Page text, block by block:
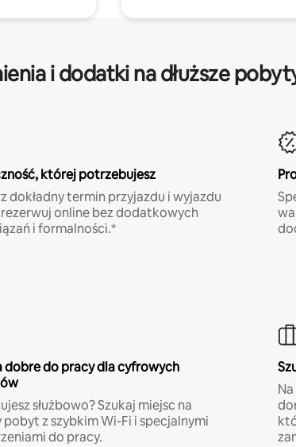
i dodatki na dłuższe
której potrzebujesz
dokładny termin przyjazdu i wyjazdu
rezerwuj online bez dodatkowych
i formalności.*
dobre do pracy dla cyfrowych
służbowo? Szukaj miejsc na
pobyt z szybkim Wi-Fi i specjalnymi
do pracy.